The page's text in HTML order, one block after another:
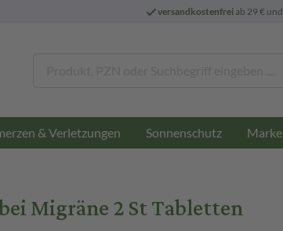
versandkostenfreiab 29 €
& Verletzungen Sonnenschutz
Migräne 2 St Tabletten